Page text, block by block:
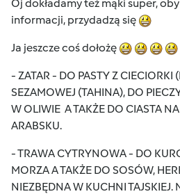
Oj dokładamy też mąki super,
informacji, przydadzą się
Ja jeszcze coś dołożę
- ZATAR - DO PASTY Z CIECIORKI
SEZAMOWEJ (TAHINA), DO
W OLIWIE A TAKŻE DO CIASTA
ARABSKU.
- TRAWA CYTRYNOWA - DO
MORZA A TAKŻE DO SOSÓW,
NIEZBĘDNA W KUCHNI TAJSKIEJ.